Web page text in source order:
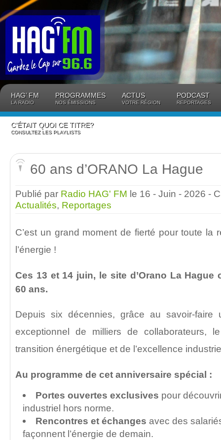
HAG’ FM
LA RADIO
PROGRAMMES
NOS ÉMISSIONS
ACTUS
VOTRE RÉGION
PODCAST
REPORTAGES
C’ÉTAIT QUOI CE TITRE?
CONSULTEZ LES PLAYLISTS
60 ans d’ORANO La Hague
Publié par Radio HAG' FM le 16 - Juin - 2026 -
Actualités, Reportages
C’est un grand moment de fierté pour toute la
l’énergie !
Ces 13 et 14 juin, le site d’Orano La Hague
60 ans.
Depuis six décennies, grâce au savoir-faire
exceptionnel de milliers de
transition énergétique et de l’excellence
Au programme de cet anniversaire spécial :
Portes ouvertes exclusives pour
industriel hors norme.
Rencontres et échanges avec des
façonnent l’énergie de demain.
Panneau de gestion des cookies